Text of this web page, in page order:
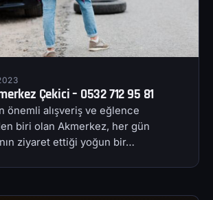
Çekici – 0532 712 95 81
önemli alışveriş ve eğlence
biri olan Akmerkez, her gün
ziyaret ettiği yoğun bir…